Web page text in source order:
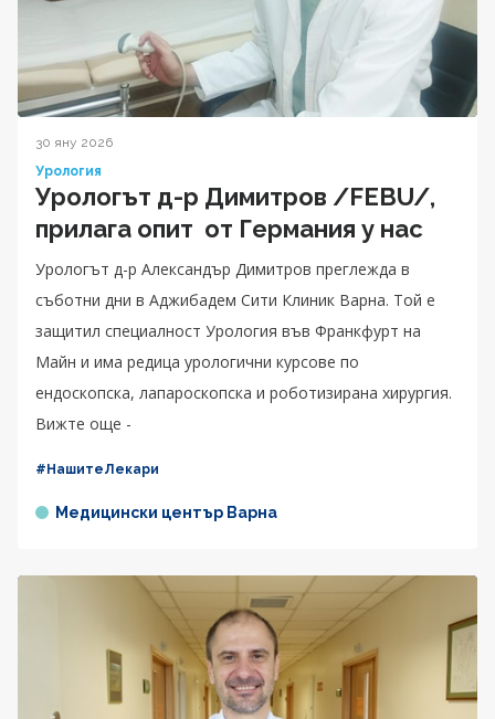
30 яну 2026
Урология
Урологът д-р Димитров /FEBU/,
прилага опит от Германия у нас
Урологът д-р Александър Димитров преглежда в
съботни дни в Аджибадем Сити Клиник Варна. Той е
защитил специалност Урология във Франкфурт на
Майн и има редица урологични курсове по
ендоскопска, лапароскопска и роботизирана хирургия.
Вижте още -
#НашитеЛекари
Медицински център Варна